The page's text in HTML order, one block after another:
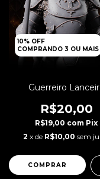
10% OFF
COMPRANDO 3 OU MAIS
Guerreiro
R$20,00
R$19,00 com Pix
2 x de R$10,00 sem
COMPRAR